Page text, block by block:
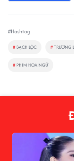
#Hashtag
# BẠCH LỘC #TRƯƠNG
# PHIM HOA NGỮ